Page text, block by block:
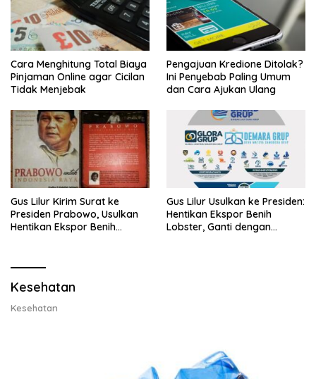
Cara Menghitung Total Biaya
Pinjaman Online agar Cicilan
Tidak Menjebak
Pengajuan Kredione Ditolak?
Ini Penyebab Paling Umum
dan Cara Ajukan Ulang
Gus Lilur Kirim Surat ke
Presiden Prabowo, Usulkan
Hentikan Ekspor Benih
Gus Lilur Usulkan ke Presiden:
Hentikan Ekspor Benih
Lobster, Ganti dengan
Kesehatan
Kesehatan